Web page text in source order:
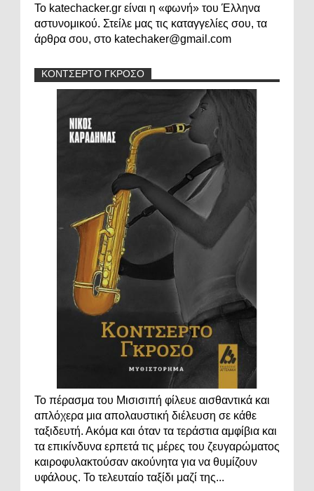
Το katechacker.gr είναι η «φωνή» του Έλληνα
αστυνομικού. Στείλε μας τις καταγγελίες σου, τα
άρθρα σου, στο katechaker@gmail.com
ΚΟΝΤΣΕΡΤΟ ΓΚΡΟΣΟ
Το πέρασμα του Μισισιπή φίλευε αισθαντικά και
απλόχερα μια απολαυστική διέλευση σε κάθε
ταξιδευτή. Ακόμα και όταν τα τεράστια αμφίβια και
τα επικίνδυνα ερπετά τις μέρες του ζευγαρώματος
καιροφυλακτούσαν ακούνητα για να θυμίζουν
υφάλους. Το τελευταίο ταξίδι μαζί της...